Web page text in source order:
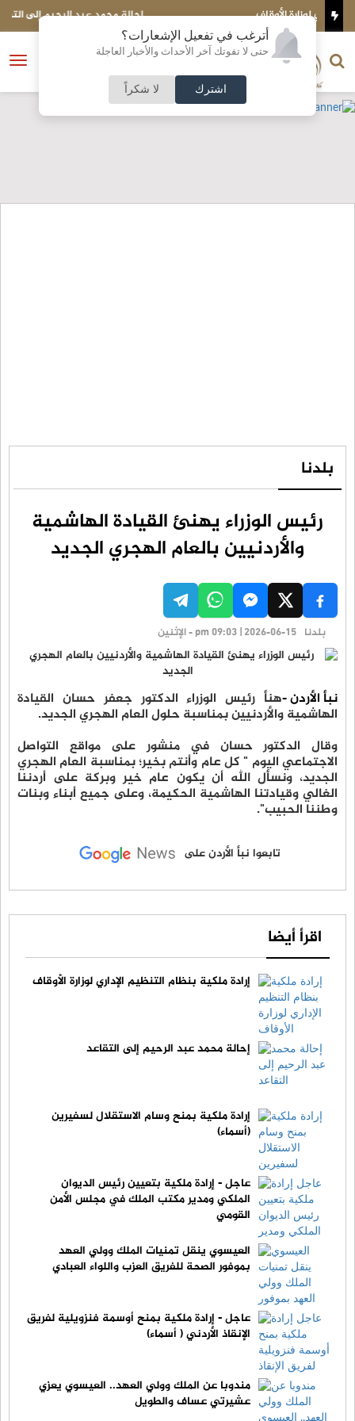
أترغب في تفعيل الإشعارات؟
حتى لا تفوتك آخر الأحداث والأخبار العاجلة
اشترك لا شكراً
إحالة محمد عبد الرحيم إلى التقاعد
فتح
الناشر و رئيس التحرير
النسخة الكاملة
بلدنا
رئيس الوزراء يهنئ القيادة الهاشمية
والأردنيين بالعام الهجري الجديد
بلدنا pm 09:03 | 2026-06-15 - الإثنين
نبأ الأردن -هنأ رئيس الوزراء الدكتور جعفر حسان القيادة
الهاشمية والأردنيين بمناسبة حلول العام الهجري الجديد.
وقال الدكتور حسان في منشور على مواقع التواصل
الاجتماعي اليوم " كل عام وأنتم بخير؛ بمناسبة العام الهجري
الجديد، ونسأل الله أن يكون عام خير وبركة على أردننا
الغالي وقيادتنا الهاشمية الحكيمة، وعلى جميع أبناء وبنات
وطننا الحبيب".
تابعوا نبأ الأردن على
اقرأ أيضا
إرادة ملكية بنظام التنظيم الإداري لوزارة الأوقاف
إحالة محمد عبد الرحيم إلى التقاعد
إرادة ملكية بمنح وسام الاستقلال لسفيرين
(أسماء)
عاجل - إرادة ملكية بتعيين رئيس الديوان
الملكي ومدير مكتب الملك في مجلس الأمن
القومي
العيسوي ينقل تمنيات الملك وولي العهد
بموفور الصحة للفريق العزب واللواء العبادي
عاجل - إرادة ملكية بمنح أوسمة فنزويلية لفريق
الإنقاذ الأردني ( أسماء)
مندوبا عن الملك وولي العهد.. العيسوي يعزي
عشيرتي عساف والطويل